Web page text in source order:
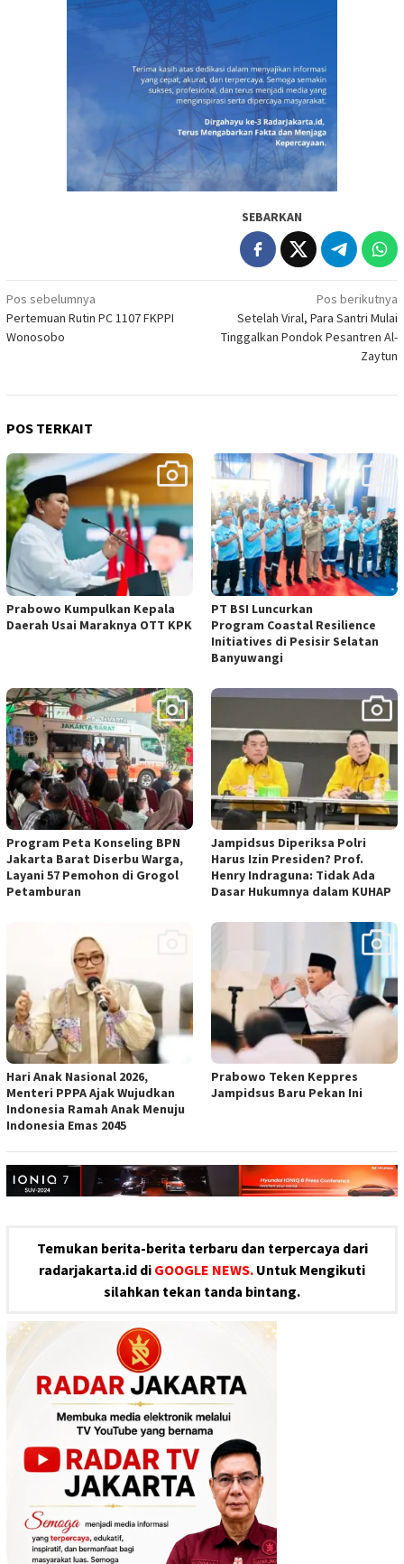
SEBARKAN
Navigasi
pos
Pos sebelumnya
Pertemuan Rutin PC 1107 FKPPI
Wonosobo
Pos berikutnya
Setelah Viral, Para Santri Mulai
Tinggalkan Pondok Pesantren Al-
Zaytun
POS TERKAIT
Prabowo Kumpulkan Kepala
Daerah Usai Maraknya OTT KPK
PT BSI Luncurkan
Program Coastal Resilience
Initiatives di Pesisir Selatan
Banyuwangi
Program Peta Konseling BPN
Jakarta Barat Diserbu Warga,
Layani 57 Pemohon di Grogol
Petamburan
Jampidsus Diperiksa Polri
Harus Izin Presiden? Prof.
Henry Indraguna: Tidak Ada
Dasar Hukumnya dalam KUHAP
Hari Anak Nasional 2026,
Menteri PPPA Ajak Wujudkan
Indonesia Ramah Anak Menuju
Indonesia Emas 2045
Prabowo Teken Keppres
Jampidsus Baru Pekan Ini
Temukan berita-berita terbaru dan terpercaya dari
radarjakarta.id di GOOGLE NEWS. Untuk Mengikuti
silahkan tekan tanda bintang.